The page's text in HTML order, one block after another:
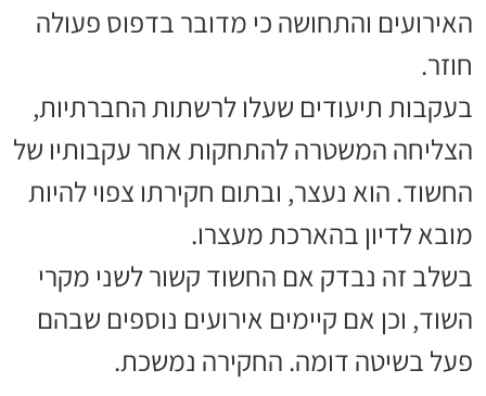
האירועים והתחושה כי מדובר בדפוס פעולה
חוזר.
בעקבות תיעודים שעלו לרשתות החברתיות,
הצליחה המשטרה להתחקות אחר עקבותיו של
החשוד. הוא נעצר, ובתום חקירתו צפוי להיות
מובא לדיון בהארכת מעצרו.
בשלב זה נבדק אם החשוד קשור לשני מקרי
השוד, וכן אם קיימים אירועים נוספים שבהם
פעל בשיטה דומה. החקירה נמשכת.